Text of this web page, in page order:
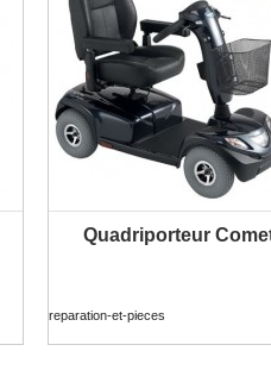
Quadriporteur
reparation-et-pieces
PLUS D'INFORMATION